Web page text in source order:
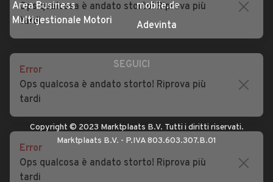
concessionario
Area Business
subito.it
mobile.de
SEGUICI
Copyright © 2023 Marktplaats B.V. Tutti i diritti riservati.
Marktplaats B.V. - P.IVA 803.603.307.B.01
Ops qualcosa è andato storto! Riprova più
tardi
Error
Ops qualcosa è andato storto! Riprova più
tardi
Error
Ops qualcosa è andato storto! Riprova più
tardi